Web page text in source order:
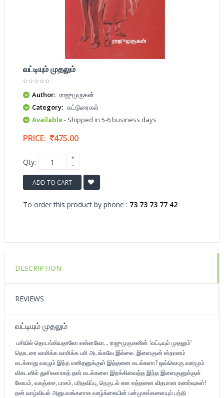
வட்டியும் முதலும்
Author: ராஜுமுருகன்
Category: கட்டுரைகள்
Available- Shipped in 5-6 business days
PRICE: 475.00
Qty:
ADD TO CART
To order this product by phone : 73 73 73 77 42
DESCRIPTION
REVIEWS
வட்டியும் முதலும்
பசியில் தொடங்கியதாலோ என்னவோ... ராஜுமுருகனின் ‘வட்டியும் முதலும்’
தொடரை வாசிக்க வாசிக்க பசி அடங்கவே இல்லை. இளைஞன் ஸ்தானம்
கடக்காது வாழும் இந்த மனிதனுக்குள் இத்தனை கடல்களா? ஒவ்வொரு வாரமும்
விகடனில் துளிகளாகத் தன் கடல்களை இறக்கிவைத்த இந்த இளைஞனுக்குள்
கோபம், வாஞ்சை, பாசம், பரிதவிப்பு, நெருடல் என எத்தனை விதமான உணர்வுகள்!
தன் வாழ்வியல் அனுபவங்களாக வாழ்க்கையின் பன்முகங்களையும் பந்தி